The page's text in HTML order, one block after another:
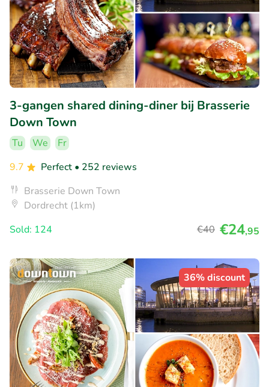
3-gangen shared dining-diner bij Brasserie
Down Town
Tu We
Fr
9.7
Perfect • 252 reviews
Brasserie Down Town
Dordrecht (1km)
Sold: 124
€40 €24,95
36% discount